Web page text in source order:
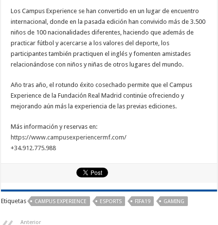
Los Campus Experience se han convertido en un lugar de encuentro
internacional, donde en la pasada edición han convivido más de 3.500
niños de 100 nacionalidades diferentes, haciendo que además de
practicar fútbol y acercarse a los valores del deporte, los
participantes también practiquen el inglés y fomenten amistades
relacionándose con niños y niñas de otros lugares del mundo.
Año tras año, el rotundo éxito cosechado permite que el Campus
Experience de la Fundación Real Madrid continúe ofreciendo y
mejorando aún más la experiencia de las previas ediciones.
Más información y reservas en:
https://www.campusexperiencermf.com/
+34.912.775.988
Etiquetas CAMPUS EXPERIENCE ESPORTS FIFA19 GAMING
Anterior